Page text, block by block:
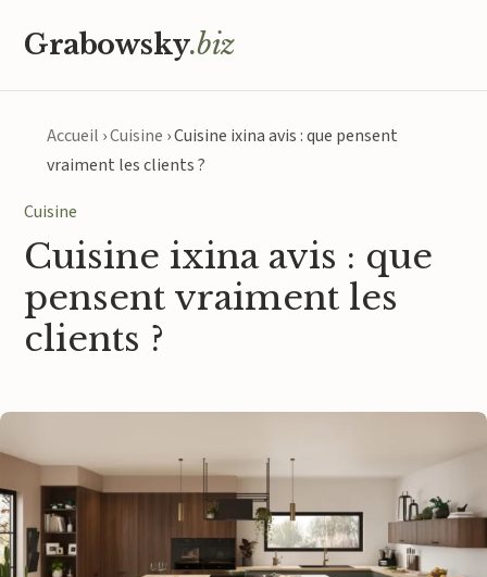
Grabowsky.biz
Accueil ›Cuisine ›Cuisine ixina avis : que pensent
vraiment les clients ?
Cuisine
Cuisine ixina avis : que
pensent vraiment les
clients ?